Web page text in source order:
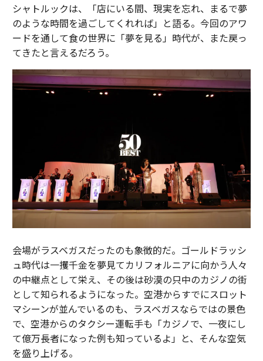
シャトルックは、「店にいる間、現実を忘れ、まるで夢
のような時間を過ごしてくれれば」と語る。今回のアワ
ードを通して食の世界に「夢を見る」時代が、また戻っ
てきたと言えるだろう。
会場がラスベガスだったのも象徴的だ。ゴールドラッシ
ュ時代は一攫千金を夢見てカリフォルニアに向かう人々
の中継点として栄え、その後は砂漠の只中のカジノの街
として知られるようになった。空港からすでにスロット
マシーンが並んでいるのも、ラスベガスならではの景色
で、空港からのタクシー運転手も「カジノで、一夜にし
て億万長者になった例も知っているよ」と、そんな空気
を盛り上げる。